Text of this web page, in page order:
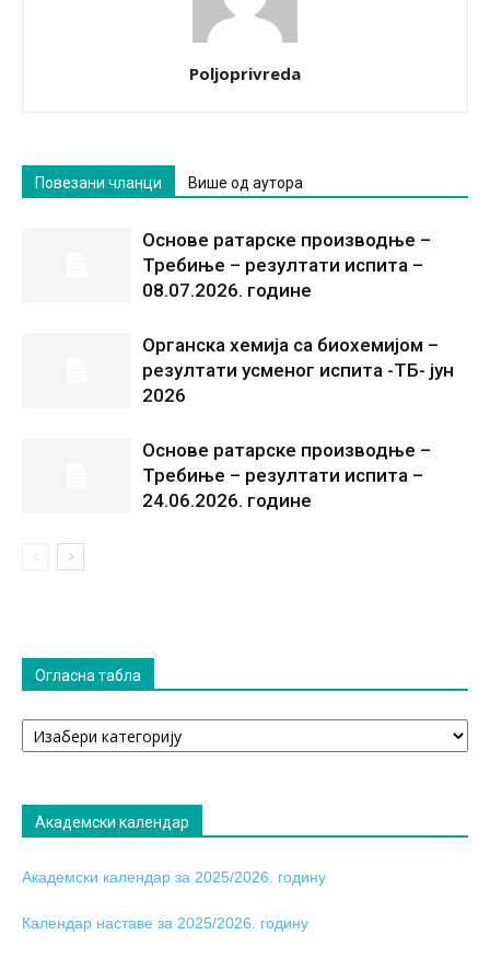
Poljoprivreda
Повезани чланци Више од аутора
Основе ратарске производње –
Требиње – резултати испита –
08.07.2026. године
Органска хемија са биохемијом –
резултати усменог испита -ТБ- јун
2026
Основе ратарске производње –
Требиње – резултати испита –
24.06.2026. године
Огласна табла
Огласна
табла
Академски календар
Академски календар за 2025/2026. годину
Календар наставе за 2025/2026. годину